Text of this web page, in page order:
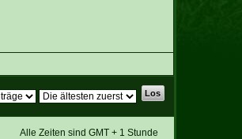
Alle Zeiten sind GMT + 1 Stunde